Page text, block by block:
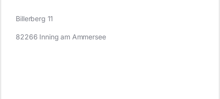
Billerberg 11
82266 Inning am Ammersee